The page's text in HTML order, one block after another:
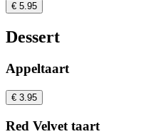
€ 5.95
Dessert
Appeltaart
€ 3.95
Red Velvet taart